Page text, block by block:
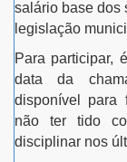
salário base dos
legislação
Para participar,
data da
disponível para
não ter tido
disciplinar nos